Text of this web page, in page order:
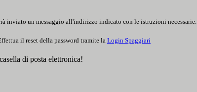
inviato un messaggio all'indirizzo indicato con le istruzioni necessarie.
il reset della password tramite la Login Spaggiari
di posta elettronica!